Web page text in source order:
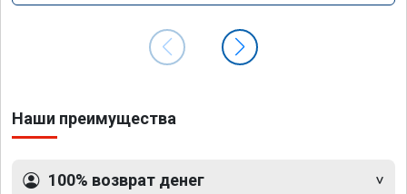
Наши преимущества
100% возврат денег